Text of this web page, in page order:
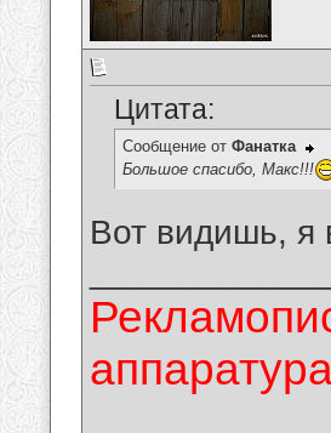
Цитата:
Сообщение от Фанатка
Большое спасибо, Макс!!!
Вот видишь, я